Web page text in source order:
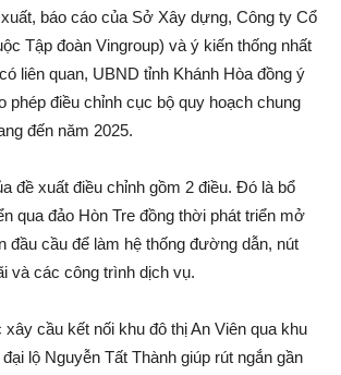
báo cáo của Sở Xây dựng, Công ty Cổ
Tập đoàn Vingroup) và ý kiến thống nhất
liên quan, UBND tỉnh Khánh Hòa đồng ý
phép điều chỉnh cục bộ quy hoạch chung
đến năm 2025.
đ‌ề xuất điều chỉnh gồm 2 điều. Đó là bổ
qua đảo Hòn Tre đồng thời phát triển mở
đầu cầu để làm hệ thống đường dẫn, nút
và các công trình dịc‌h vụ.
xây cầu kết nối khu đô thị An Viên qua khu
l‌ộ Nguyễn Tất Thành giúp rút ngắn gần